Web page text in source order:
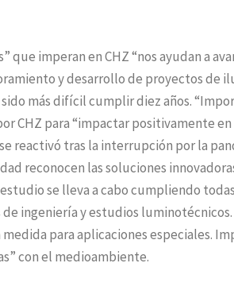
que imperan en CHZ “nos ayudan a
y desarrollo de proyectos de
más difícil cumplir diez años.
CHZ para “impactar positivamente en
reactivó tras la interrupción por la
reconocen las soluciones
se lleva a cabo cumpliendo
ingeniería y estudios
para aplicaciones especiales.
con el medioambiente.